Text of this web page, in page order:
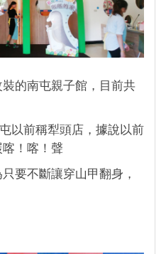
的南屯親子館，目前共
以前稱犁頭店，據說以前
！喀！聲
要不斷讓穿山甲翻身，